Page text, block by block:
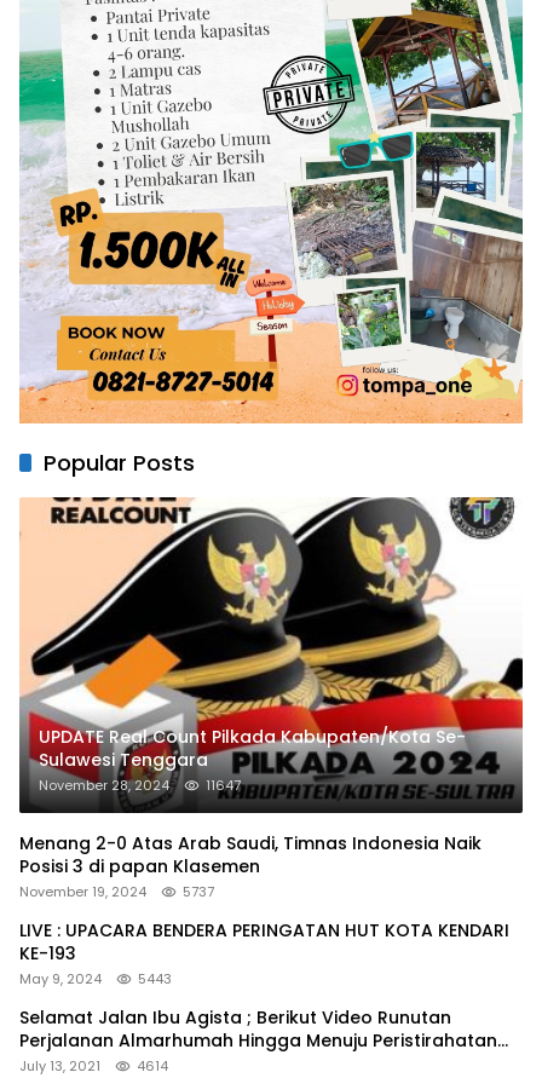
Popular Posts
UPDATE Real Count Pilkada Kabupaten/Kota Se-
Sulawesi Tenggara
November 28, 2024 11647
Menang 2-0 Atas Arab Saudi, Timnas Indonesia Naik
Posisi 3 di papan Klasemen
November 19, 2024 5737
LIVE : UPACARA BENDERA PERINGATAN HUT KOTA KENDARI
KE-193
May 9, 2024 5443
Selamat Jalan Ibu Agista ; Berikut Video Runutan
Perjalanan Almarhumah Hingga Menuju Peristirahatan
Terakhir
July 13, 2021 4614